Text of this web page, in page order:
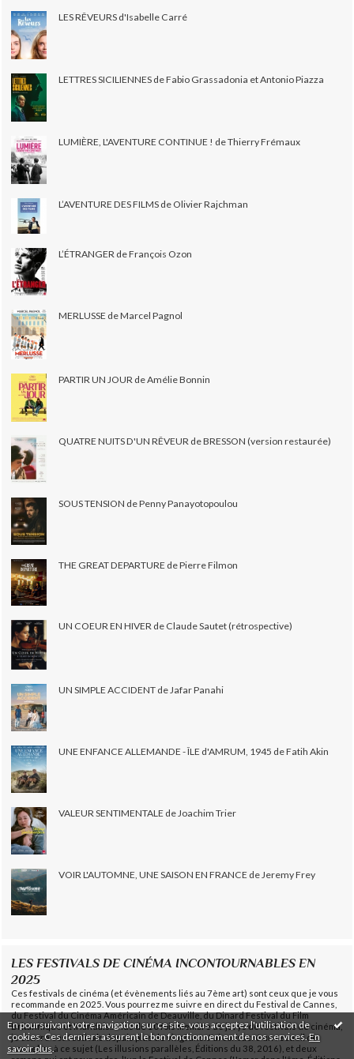
En poursuivant votre navigation sur ce site, vous acceptez l'utilisation de
cookies. Ces derniers assurent le bon fonctionnement de nos services.En
savoir plus .
LES RÊVEURS d'Isabelle Carré
LETTRES SICILIENNES de Fabio Grassadonia et Antonio Piazza
LUMIÈRE, L'AVENTURE CONTINUE ! de Thierry Frémaux
L’AVENTURE DES FILMS de Olivier Rajchman
L’ÉTRANGER de François Ozon
MERLUSSE de Marcel Pagnol
PARTIR UN JOUR de Amélie Bonnin
QUATRE NUITS D'UN RÊVEUR de BRESSON (version restaurée)
SOUS TENSION de Penny Panayotopoulou
THE GREAT DEPARTURE de Pierre Filmon
UN COEUR EN HIVER de Claude Sautet (rétrospective)
UN SIMPLE ACCIDENT de Jafar Panahi
UNE ENFANCE ALLEMANDE - ÎLE d'AMRUM, 1945 de Fatih Akin
VALEUR SENTIMENTALE de Joachim Trier
VOIR L'AUTOMNE, UNE SAISON EN FRANCE de Jeremy Frey
LES FESTIVALS DE CINÉMA INCONTOURNABLES EN
2025
Ces festivals de cinéma (et évènements liés au 7ème art) sont ceux que je vous
recommande en 2025. Vous pourrez me suivre en direct du Festival de Cannes,
du Festival du Cinéma Américain de Deauville, du Dinard Festival du Film
Britannique et Irlandais... Plus de 10 fois membre de jurys de festivals de cinéma,
je couvre ces festivals depuis plus de vingt ans. J'ai consacré un recueil de
nouvelles à ce sujet (Les illusions parallèles, Éditions du 38, 2016), et deux